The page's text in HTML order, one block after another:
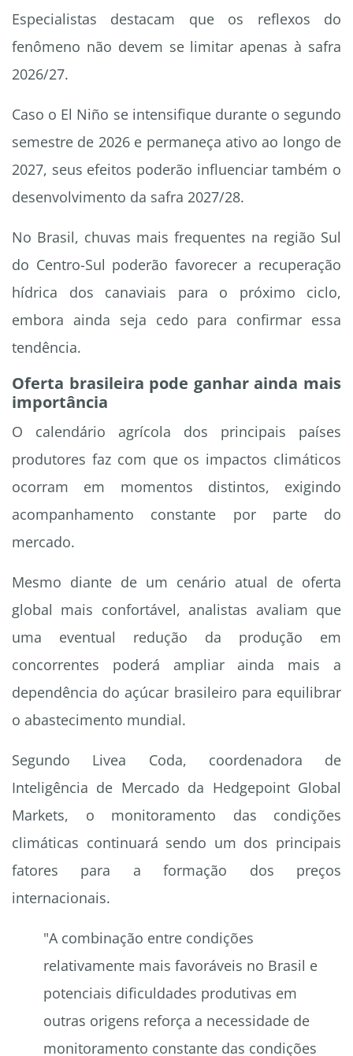
Especialistas destacam que os reflexos do
fenômeno não devem se limitar apenas à safra
2026/27.
Caso o El Niño se intensifique durante o segundo
semestre de 2026 e permaneça ativo ao longo de
2027, seus efeitos poderão influenciar também o
desenvolvimento da safra 2027/28.
No Brasil, chuvas mais frequentes na região Sul
do Centro-Sul poderão favorecer a recuperação
hídrica dos canaviais para o próximo ciclo,
embora ainda seja cedo para confirmar essa
tendência.
Oferta brasileira pode ganhar ainda mais
importância
O calendário agrícola dos principais países
produtores faz com que os impactos climáticos
ocorram em momentos distintos, exigindo
acompanhamento constante por parte do
mercado.
Mesmo diante de um cenário atual de oferta
global mais confortável, analistas avaliam que
uma eventual redução da produção em
concorrentes poderá ampliar ainda mais a
dependência do açúcar brasileiro para equilibrar
o abastecimento mundial.
Segundo Livea Coda, coordenadora de
Inteligência de Mercado da Hedgepoint Global
Markets, o monitoramento das condições
climáticas continuará sendo um dos principais
fatores para a formação dos preços
internacionais.
"A combinação entre condições
relativamente mais favoráveis no Brasil e
potenciais dificuldades produtivas em
outras origens reforça a necessidade de
monitoramento constante das condições